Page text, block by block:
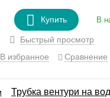
Купить В
Быстрый просмотр
В избранное
Сравнение
Трубка вентури на